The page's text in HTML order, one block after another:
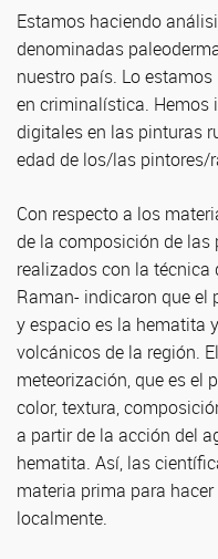
Estamos haciendo
denominadas
nuestro país. Lo
en criminalística. Hemos
digitales en las pinturas
edad de los/las pintores/
Con respecto a los
de la composición de
realizados con la
Raman- indicaron que
y espacio es la hematita
volcánicos de la región.
meteorización, que es el
color, textura,
a partir de la acción del
hematita. Así, las
materia prima para
localmente.